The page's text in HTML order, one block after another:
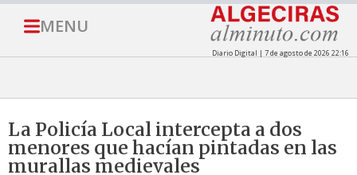
MENU
Diario Digital | 7 de agosto de 2026 22:16
La Policía Local intercepta a dos
menores que hacían pintadas en las
murallas medievales